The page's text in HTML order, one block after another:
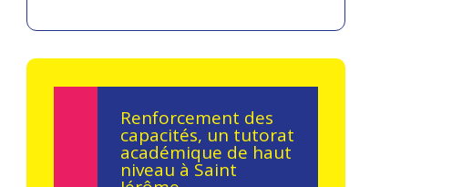
Saint Jérôme de Douala a
Renforcement des
capacités, un tutorat
académique de haut
niveau à Saint